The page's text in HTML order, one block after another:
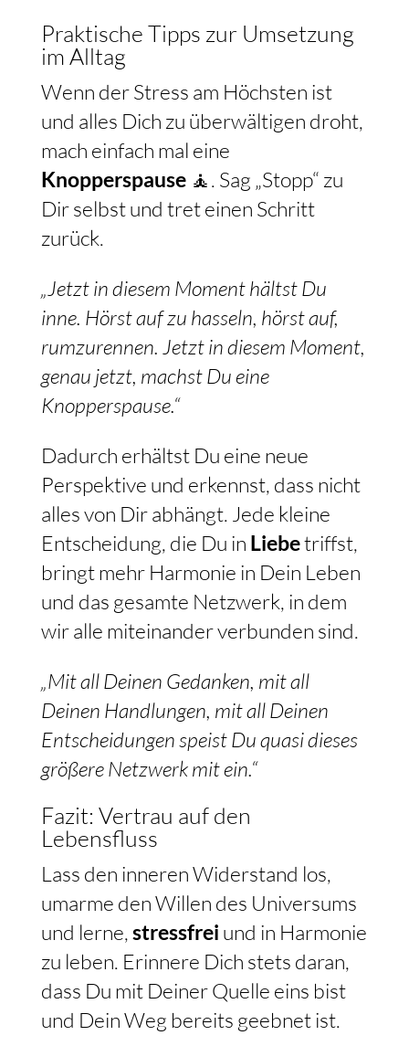
Praktische Tipps zur Umsetzung
im Alltag
Wenn der Stress am Höchsten ist
und alles Dich zu überwältigen droht,
Knopperspause🧘. Sag „Stopp“ zu
Dir selbst und tret einen Schritt
zurück.
„Jetzt in diesem Moment hältst Du
inne. Hörst auf zu hasseln, hörst auf,
rumzurennen. Jetzt in diesem Moment,
genau jetzt, machst Du eine
Knopperspause.“
Dadurch erhältst Du eine neue
Perspektive und erkennst, dass nicht
alles von Dir abhängt. Jede kleine
Entscheidung, die Du in Liebetriffst,
bringt mehr Harmonie in Dein Leben
und das gesamte Netzwerk, in dem
wir alle miteinander verbunden sind.
„Mit all Deinen Gedanken, mit all
Deinen Handlungen, mit all Deinen
Entscheidungen speist Du quasi dieses
größere Netzwerk mit ein.“
Fazit: Vertrau auf den
Lebensfluss
Lass den inneren Widerstand los,
umarme den Willen des Universums
und lerne, stressfrei und in Harmonie
zu leben. Erinnere Dich stets daran,
dass Du mit Deiner Quelle eins bist
und Dein Weg bereits geebnet ist.